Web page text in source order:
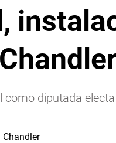
diputada